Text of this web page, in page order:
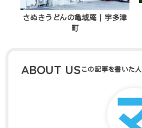
さぬきうどんの亀城庵 | 宇多津
町
ABOUT US